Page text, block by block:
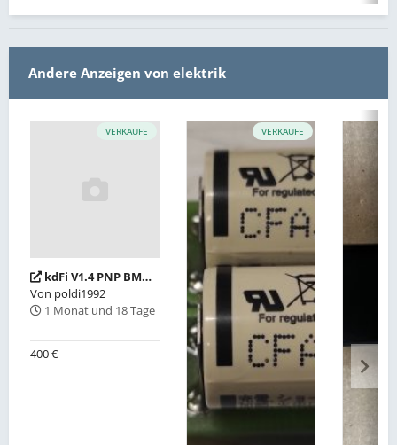
Andere Anzeigen von elektrik
VERKAUFE
kdFi V1.4 PNP BMW M42"
Von poldi1992
1 Monat und 18 Tage
400 €
VERKAUFE